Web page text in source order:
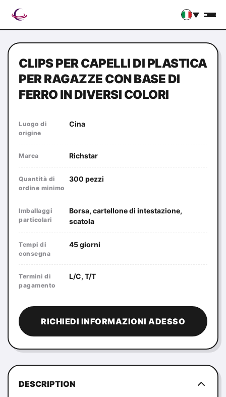
▼
CLIPS PER CAPELLI DI PLASTICA
PER RAGAZZE CON BASE DI
FERRO IN DIVERSI COLORI
Luogo di
origine
Cina
Marca Richstar
Quantità di
ordine minimo
300 pezzi
Imballaggi
particolari
Borsa, cartellone di intestazione,
scatola
Tempi di
consegna
45 giorni
Termini di
pagamento
L/C, T/T
RICHIEDI INFORMAZIONI ADESSO
DESCRIPTION